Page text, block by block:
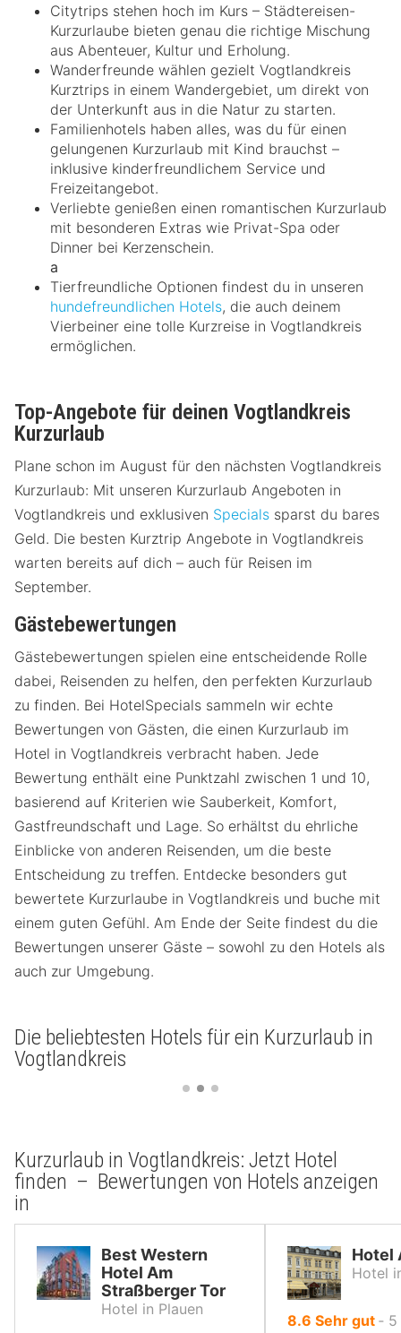
Citytrips stehen hoch im Kurs – Städtereisen-
Kurzurlaube bieten genau die richtige Mischung
aus Abenteuer, Kultur und Erholung.
Wanderfreunde wählen gezielt Vogtlandkreis
Kurztrips in einem Wandergebiet, um direkt von
der Unterkunft aus in die Natur zu starten.
Familienhotels haben alles, was du für einen
gelungenen Kurzurlaub mit Kind brauchst –
inklusive kinderfreundlichem Service und
Freizeitangebot.
Verliebte genießen einen romantischen Kurzurlaub
mit besonderen Extras wie Privat-Spa oder
Dinner bei Kerzenschein.
a
Tierfreundliche Optionen findest du in unseren
hundefreundlichen Hotels, die auch deinem
Vierbeiner eine tolle Kurzreise in Vogtlandkreis
ermöglichen.
Top-Angebote für deinen Vogtlandkreis
Kurzurlaub
Plane schon im August für den nächsten Vogtlandkreis
Kurzurlaub: Mit unseren Kurzurlaub Angeboten in
Vogtlandkreis und exklusiven Specials sparst du bares
Geld. Die besten Kurztrip Angebote in Vogtlandkreis
warten bereits auf dich – auch für Reisen im
September.
Gästebewertungen
Gästebewertungen spielen eine entscheidende Rolle
dabei, Reisenden zu helfen, den perfekten Kurzurlaub
zu finden. Bei HotelSpecials sammeln wir echte
Bewertungen von Gästen, die einen Kurzurlaub im
Hotel in Vogtlandkreis verbracht haben. Jede
Bewertung enthält eine Punktzahl zwischen 1 und 10,
basierend auf Kriterien wie Sauberkeit, Komfort,
Gastfreundschaft und Lage. So erhältst du ehrliche
Einblicke von anderen Reisenden, um die beste
Entscheidung zu treffen. Entdecke besonders gut
bewertete Kurzurlaube in Vogtlandkreis und buche mit
einem guten Gefühl. Am Ende der Seite findest du die
Bewertungen unserer Gäste – sowohl zu den Hotels als
auch zur Umgebung.
Die beliebtesten Hotels für ein Kurzurlaub in
Vogtlandkreis
Kurzurlaub in Vogtlandkreis: Jetzt Hotel
finden – Bewertungen von Hotels anzeigen
in
Best Western
Hotel Am
Straßberger Tor
Hotel in Plauen
Hotel
Hotel
8.6 von
Sehr gut ‐ 5